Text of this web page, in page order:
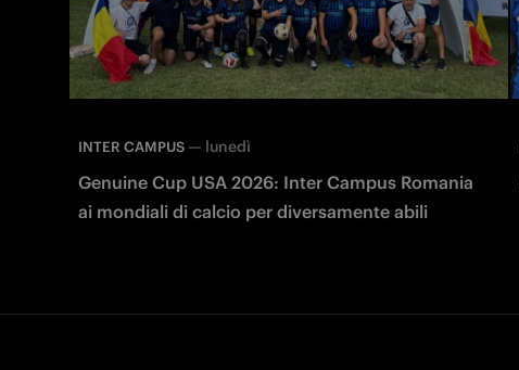
INTER CAMPUS — lunedì
Genuine Cup USA 2026: Inter Campus Romania
ai mondiali di calcio per diversamente abili